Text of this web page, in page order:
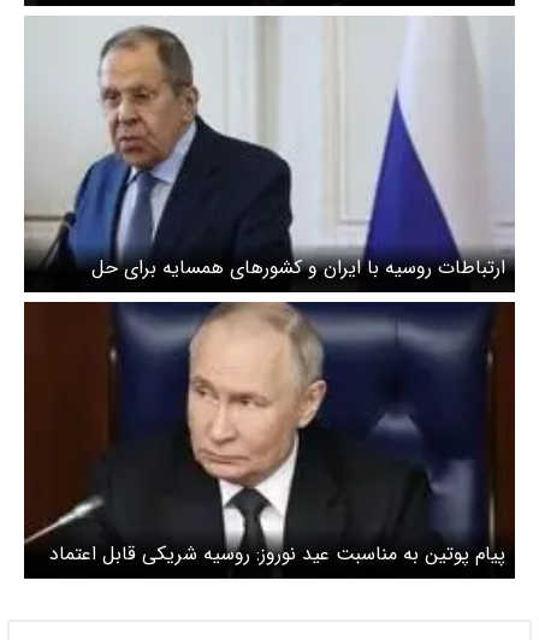
ارتباطات روسیه با ایران و کشورهای همسایه برای حل
مناقشات/ لاوروف: آمریکا باید خصومت‌ها علیه ایران را
متوقف کند
پیام پوتین به مناسبت عید نوروز: روسیه شریکی قابل اعتماد
برای ایران باقی می‌ماند